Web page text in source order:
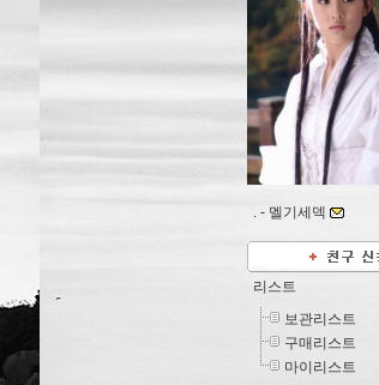
. - 멜기세덱
리스트
보관리스트
구매리스트
마이리스트